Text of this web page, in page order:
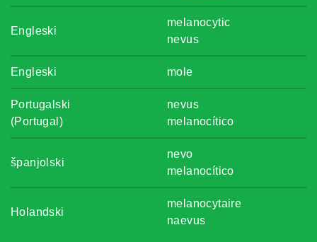
Engleski
melanocytic
nevus
Engleski mole
Portugalski
(Portugal)
nevus
melanocítico
španjolski
nevo
melanocítico
Holandski
melanocytaire
naevus